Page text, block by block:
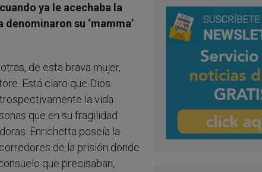
ya le acechaba la
su ‘mamma’
de esta brava mujer,
Está claro que Dios
la vida
que en su fragilidad
Enrichetta poseía la
de la prisión donde
que precisaban,